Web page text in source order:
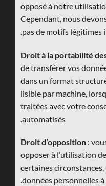
opposé à notre
Cependant, nous
pas de motifs légitimes
Droit à la portabilité
de transférer vos
dans un format
lisible par machine,
traitées avec votre
automatisés.
Droit d’opposition :
opposer à l’utilisation
certaines
données personnelles